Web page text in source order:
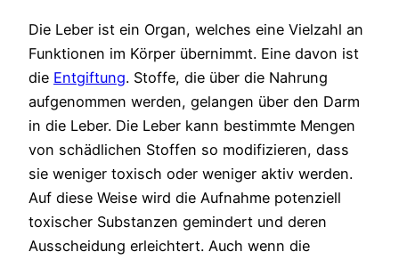
Die Leber ist ein Organ, welches eine Vielzahl an
Funktionen im Körper übernimmt. Eine davon ist
die Entgiftung. Stoffe, die über die Nahrung
aufgenommen werden, gelangen über den Darm
in die Leber. Die Leber kann bestimmte Mengen
von schädlichen Stoffen so modifizieren, dass
sie weniger toxisch oder weniger aktiv werden.
Auf diese Weise wird die Aufnahme potenziell
toxischer Substanzen gemindert und deren
Ausscheidung erleichtert. Auch wenn die